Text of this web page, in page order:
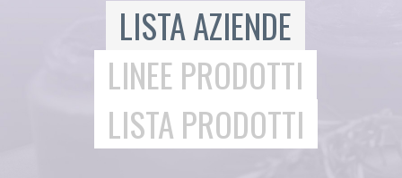
LISTA AZIENDE
LINEE PRODOTTI
LISTA PRODOTTI